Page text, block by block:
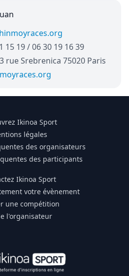
15 19 / 06 30 19 16 39
rue Srebrenica 75020 Paris
Ikinoa Sport
légales
des organisateurs
des participants
Ikinoa Sport
votre évènement
une compétition
l'organisateur